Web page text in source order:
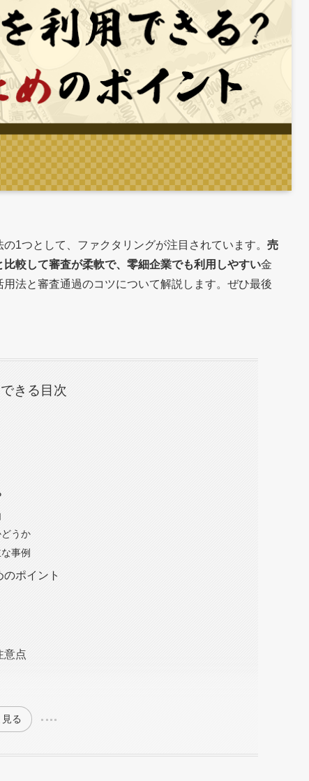
1つとして、ファクタリングが注目されています。 売
較して審査が柔軟で、零細企業でも利用しやすい金
法と審査通過のコツについて解説します。ぜひ最後
きる目次
うか
事例
ポイント
意点
る